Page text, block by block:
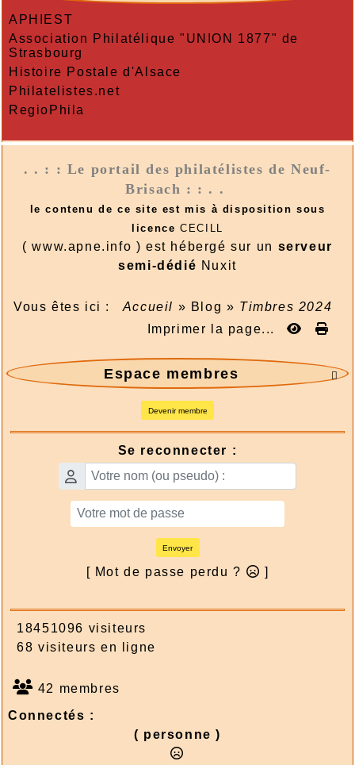
APHIEST
Association Philatélique "UNION 1877" de
Strasbourg
Histoire Postale d'Alsace
Philatelistes.net
RegioPhila
. . : : Le portail des philatélistes de Neuf-
Brisach : : . .
le contenu de ce site est mis à disposition sous
licence CECILL
( www.apne.info ) est hébergé sur un serveur
semi-dédié Nuxit
Vous êtes ici : Accueil » Blog » Timbres 2024
Imprimer la page...

Espace membres
Devenir membre
Se reconnecter :
Envoyer
[ Mot de passe perdu ? ]
18451096 visiteurs
68 visiteurs en ligne
42 membres
Connectés :
( personne )